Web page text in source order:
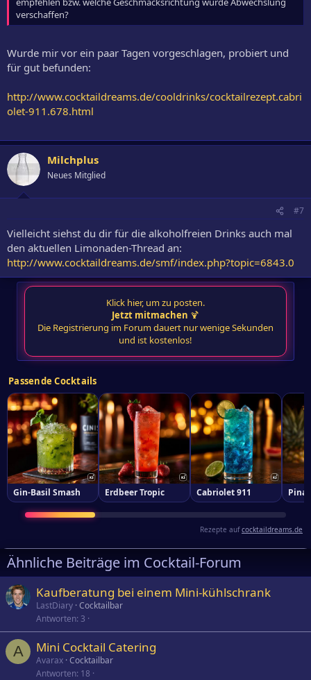
verschaffen?
Wurde mir vor ein paar Tagen vorgeschlagen, probiert und
für gut befunden:
http://www.cocktaildreams.de/cooldrinks/cocktailrezept.cabri
olet-911.678.html
Milchplus
Neues Mitglied
#7
Vielleicht siehst du dir für die alkoholfreien Drinks auch mal
den aktuellen Limonaden-Thread an:
http://www.cocktaildreams.de/smf/index.php?topic=6843.0
Klick hier, um zu posten.
Jetzt mitmachen 🍹
Die Registrierung im Forum dauert nur wenige Sekunden
und ist kostenlos!
Passende Cocktails
Gin-Basil Smash Erdbeer Tropic Cabriolet 911 Pina
Rezepte aufcocktaildreams.de
Ähnliche Beiträge im Cocktail-Forum
Kaufberatung bei einem Mini-kühlschrank
LastDiary Cocktailbar
Antworten 3
A Mini Cocktail Catering
Avarax Cocktailbar
Antworten 18